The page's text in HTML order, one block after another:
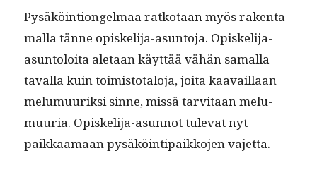
Pysäköin­tion­gel­maa ratko­taan myös rak­en­ta­
mal­la tänne opiske­li­ja-asun­to­ja. Opiske­li­ja-
asun­toloi­ta ale­taan käyt­tää vähän samal­la
taval­la kuin toimis­to­talo­ja, joi­ta kaavail­laan
melu­muurik­si sinne, mis­sä tarvi­taan melu­
muuria. Opiske­li­ja-asun­not tule­vat nyt
paikkaa­maan pysäköin­tipaikko­jen vajetta.